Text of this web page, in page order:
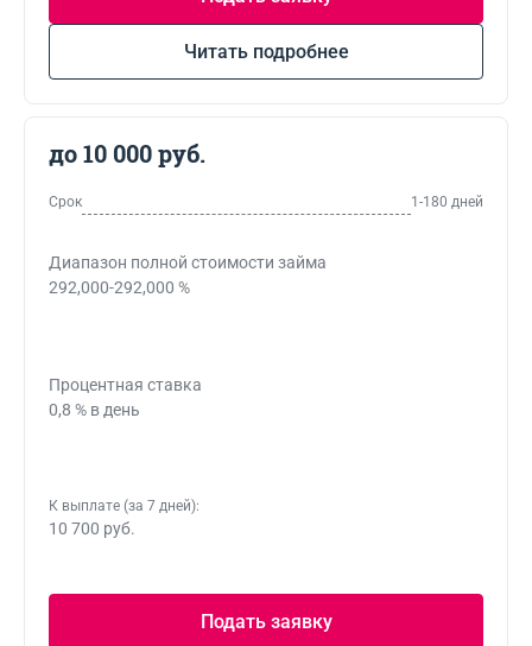
Читать подробнее
до 10 000 руб.
Срок 1-180 дней
Диапазон полной стоимости займа
292,000-292,000 %
Процентная ставка
0,8 % в день
К выплате (за 7 дней):
10 700 руб.
Подать заявку